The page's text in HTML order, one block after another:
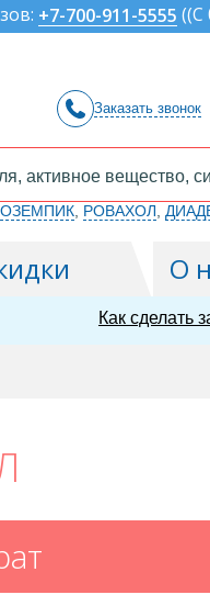
+7-700-911-5555 ((С
Заказать звонок
ОЗЕМПИК РОВАХОЛ
О
Как сделать